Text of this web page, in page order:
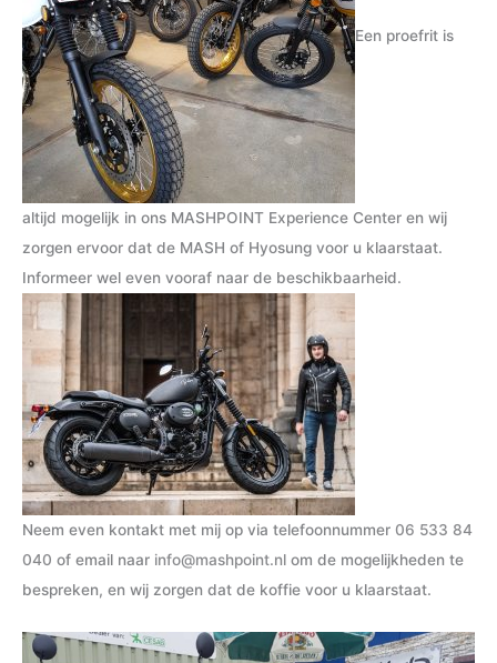
Een proefrit is
altijd mogelijk in ons MASHPOINT Experience Center en wij
zorgen ervoor dat de MASH of Hyosung voor u klaarstaat.
Informeer wel even vooraf naar de beschikbaarheid.
Neem even kontakt met mij op via telefoonnummer 06 533 84
040 of email naar info@mashpoint.nl om de mogelijkheden te
bespreken, en wij zorgen dat de koffie voor u klaarstaat.